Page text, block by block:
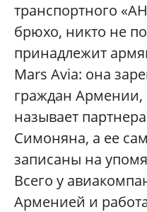
транспортного
брюхо, никто не
принадлежит
Mars Avia: она
граждан Армении,
называет
Симоняна, а ее
записаны на
Всего у
Арменией и